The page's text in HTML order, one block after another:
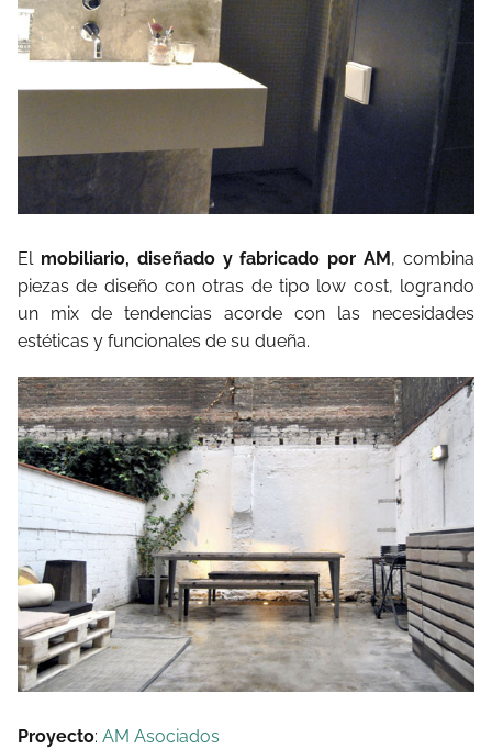
El mobiliario, diseñado y fabricado por AM , combina
piezas de diseño con otras de tipo low cost, logrando
un mix de tendencias acorde con las necesidades
estéticas y funcionales de su dueña.
Proyecto: AM Asociados